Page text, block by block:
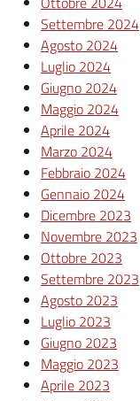
Settembre 2024
Agosto 2024
Luglio 2024
Giugno 2024
Maggio 2024
Aprile 2024
Marzo 2024
Febbraio 2024
Gennaio 2024
Dicembre 2023
Novembre 2023
Ottobre 2023
Settembre 2023
Agosto 2023
Luglio 2023
Giugno 2023
Maggio 2023
Aprile 2023